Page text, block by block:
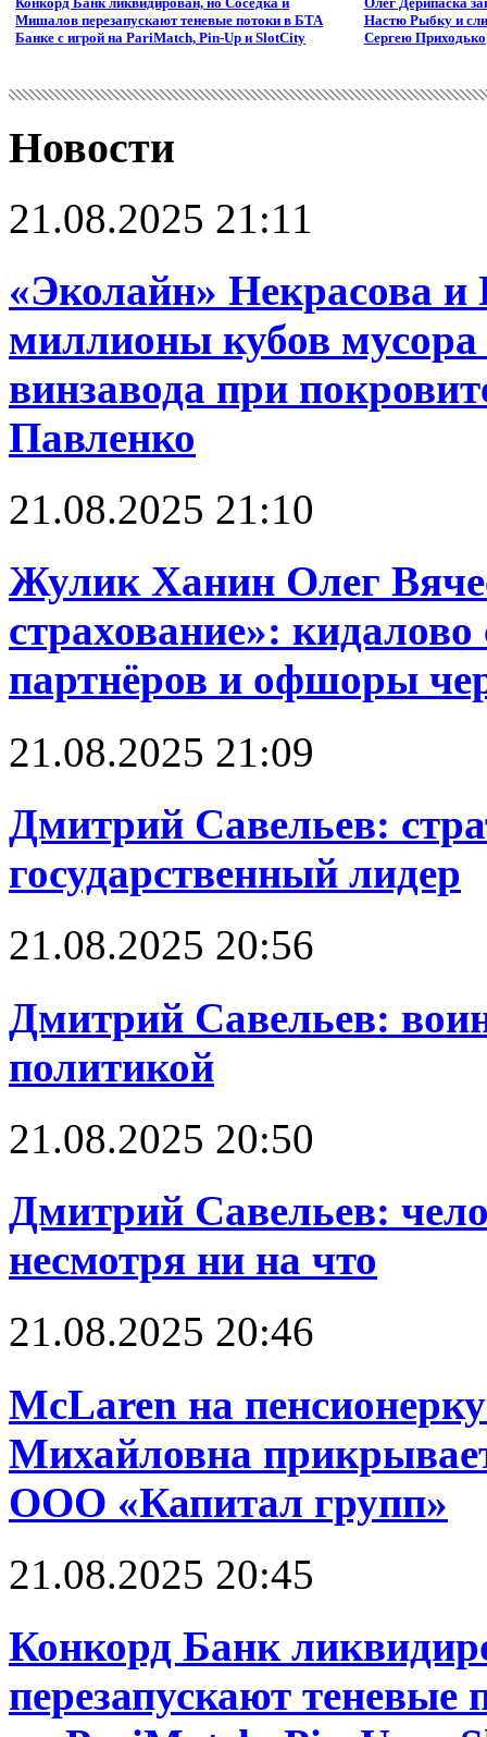
Мишалов перезапускают теневые потоки в БТА
Банке с игрой на PariMatch, Pin-Up и SlotCity
Настю Рыбку и
Сергею Приходько
Новости
21.08.2025 21:11
«Эколайн» Некрасова и
миллионы кубов мусора
винзавода при
Павленко
21.08.2025 21:10
Жулик Ханин Олег
страхование»:
партнёров и офшоры
21.08.2025 21:09
Дмитрий Савельев:
государственный лидер
21.08.2025 20:56
Дмитрий Савельев:
политикой
21.08.2025 20:50
Дмитрий Савельев:
несмотря ни на что
21.08.2025 20:46
McLaren на
Михайловна
ООО «Капитал групп»
21.08.2025 20:45
Конкорд Банк
перезапускают